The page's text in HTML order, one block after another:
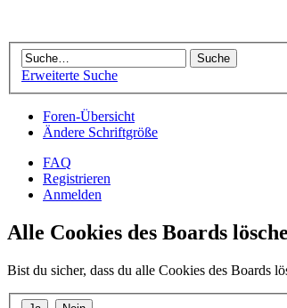
Erweiterte Suche
Foren-Übersicht
Ändere Schriftgröße
FAQ
Registrieren
Anmelden
Alle Cookies des Boards
Bist du sicher, dass du alle Cookies des Boards